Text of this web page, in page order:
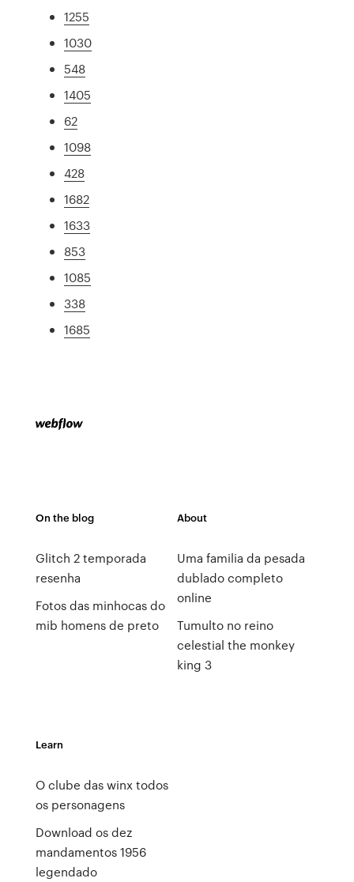
1255
1030
548
1405
62
1098
428
1682
1633
853
1085
338
1685
On the blog
Glitch 2 temporada
resenha
Fotos das minhocas do
mib homens de preto
About
Uma familia da pesada
dublado completo
online
Tumulto no reino
celestial the monkey
king 3
Learn
O clube das winx todos
os personagens
Download os dez
mandamentos 1956
legendado